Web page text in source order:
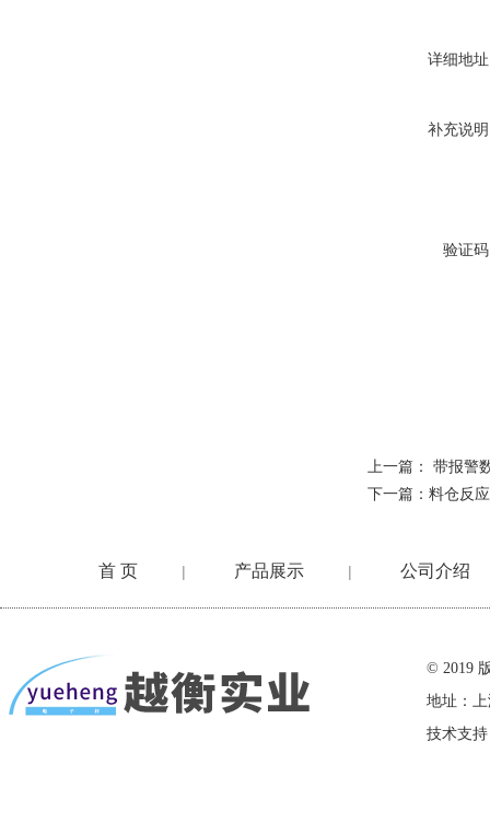
详细地
补充说
验证
上一篇： 带报警
下一篇： 料仓反
首 页 | 产品展示 | 公司介绍
© 2019
地址：
技术支